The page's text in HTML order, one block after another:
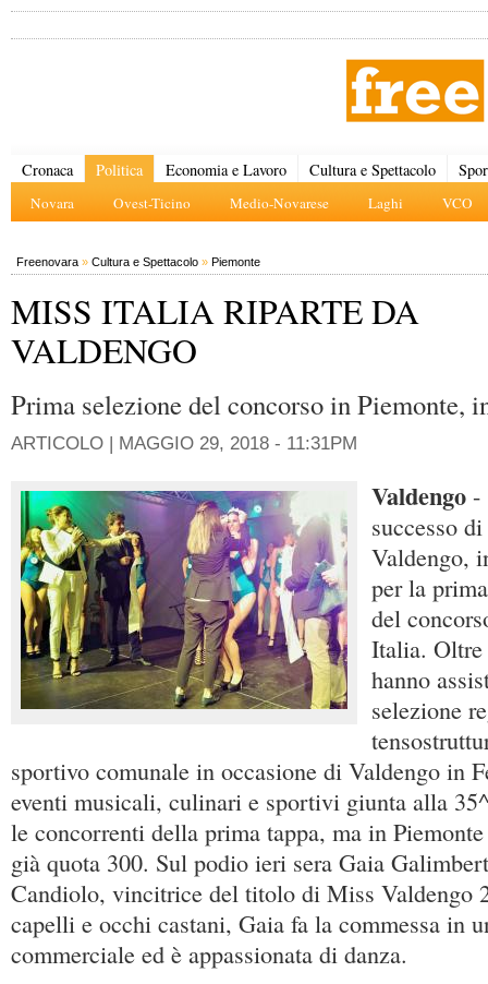
Cronaca Politica
Novara Ovest-Ticino Medio-Novarese Laghi VCO
Economia e Lavoro Cultura e Spettacolo
Freenovara » Cultura e Spettacolo » Piemonte
MISS ITALIA RIPARTE DA
VALDENGO
Prima selezione del concorso in Piemonte,
ARTICOLO | MAGGIO 29, 2018 - 11:31PM
Valdengo -
successo
Valdengo,
per la
del
Italia. Oltre
hanno
selezione
sportivo comunale in occasione di Valdengo in
eventi musicali, culinari e sportivi giunta alla
le concorrenti della prima tappa, ma in
già quota 300. Sul podio ieri sera Gaia
Candiolo, vincitrice del titolo di Miss Valdengo
capelli e occhi castani, Gaia fa la commessa in
commerciale ed è appassionata di danza.